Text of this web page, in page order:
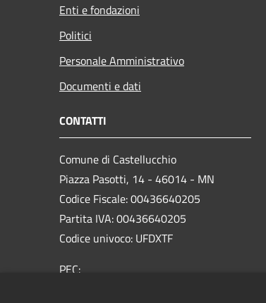
Enti e fondazioni
Politici
Personale Amministrativo
Documenti e dati
CONTATTI
Comune di Castellucchio
Piazza Pasotti, 14 - 46014 - MN
Codice Fiscale: 00436640205
Partita IVA: 00436640205
Codice univoco: UFDXTF
PEC: